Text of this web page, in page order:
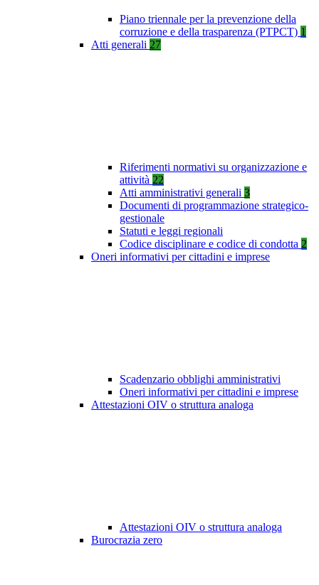
Piano triennale per la prevenzione della
corruzione e della trasparenza (PTPCT) 1
Atti generali 27
Riferimenti normativi su organizzazione e
attività 22
Atti amministrativi generali 3
Documenti di programmazione strategico-
gestionale
Statuti e leggi regionali
Codice disciplinare e codice di condotta 2
Oneri informativi per cittadini e imprese
Scadenzario obblighi amministrativi
Oneri informativi per cittadini e imprese
Attestazioni OIV o struttura analoga
Attestazioni OIV o struttura analoga
Burocrazia zero